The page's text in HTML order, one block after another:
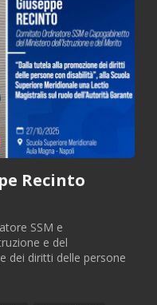
Recinto
SSM e
e del
dei diritti delle persone